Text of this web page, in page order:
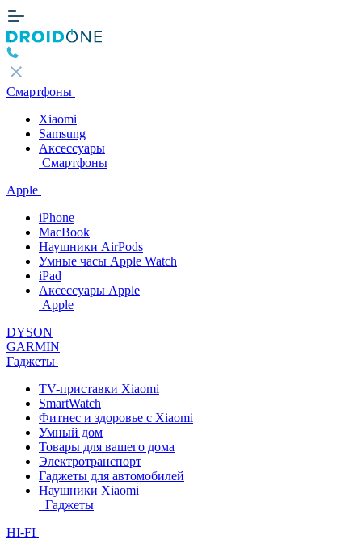
Смартфоны
Xiaomi
Samsung
Аксессуары
Смартфоны
Apple
iPhone
MacBook
Наушники AirPods
Умные часы Apple Watch
iPad
Аксессуары Apple
Apple
DYSON
GARMIN
Гаджеты
TV-приставки Xiaomi
SmartWatch
Фитнес и здоровье с Xiaomi
Умный дом
Товары для вашего дома
Электротранспорт
Гаджеты для автомобилей
Наушники Xiaomi
Гаджеты
HI-FI